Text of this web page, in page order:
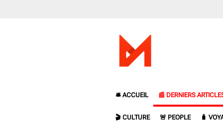
🛎️ ACCUEIL 📰 DERNIERS
🎬 CULTURE 🚨 PEOPLE 🧳